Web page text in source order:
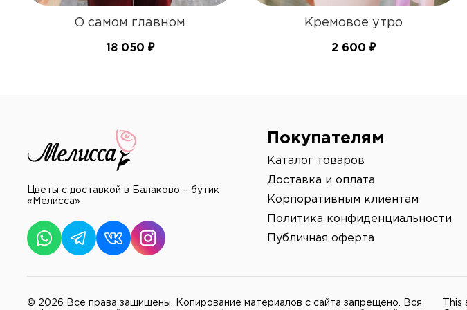
О самом главном
18 050 ₽
Кремовое утро
2 600 ₽
Цветы с доставкой в Балаково – бутик
«Мелисса»
Покупателям
Каталог товаров
Доставка и оплата
Корпоративным клиентам
Политика конфиденциальности
Публичная оферта
© 2026 Все права защищены.
Копирование материалов с сайта запрещено. Вся